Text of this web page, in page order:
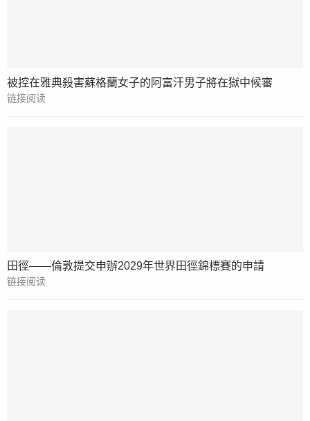
被控在雅典殺害蘇格蘭女子的阿富汗男子將在獄中候審
链接阅读
田徑——倫敦提交申辦2029年世界田徑錦標賽的申請
链接阅读